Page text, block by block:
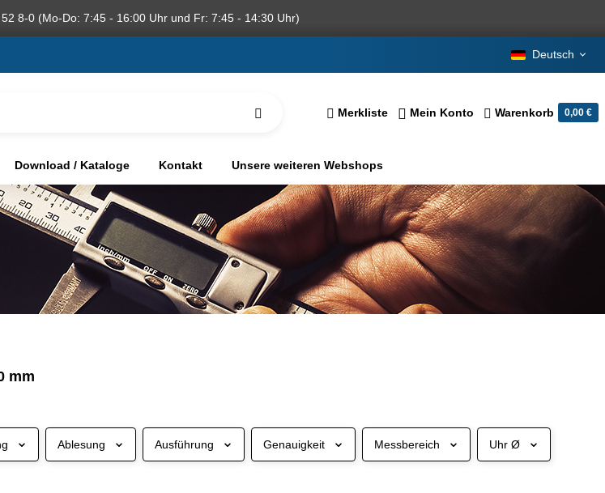
8-0 (Mo-Do: 7:45 - 16:00 Uhr und Fr: 7:45 - 14:30 Uhr)
Deutsch
Merkliste Mein Konto Warenkorb 0,00 €
Download / Kataloge Kontakt Unsere weiteren Webshops
mm
Ablesung Ausführung Genauigkeit Messbereich Uhr Ø